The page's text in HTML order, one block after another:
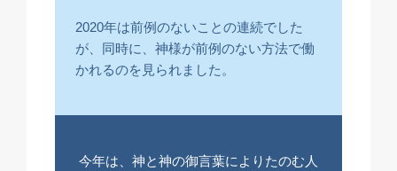
2020年は前例のないことの連続でした
が、同時に、神様が前例のない方法で働
かれるのを見られました。
今年は、神と神の御言葉によりたのむ人